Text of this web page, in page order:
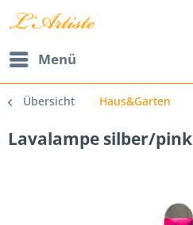
Menü
Übersicht Haus&Garten
Lavalampe silber/pink